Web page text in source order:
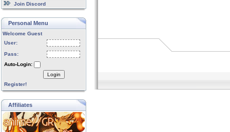
Join Discord
Personal Menu
Welcome Guest
User:
Pass:
Auto-Login:
Login
Register!
Affiliates